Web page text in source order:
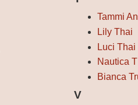
Tammi
Lily Thai
Luci Thai
Nautica
Bianca
V